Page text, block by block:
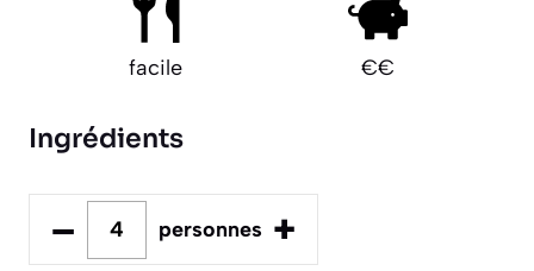
facile €€
Ingrédients
– personnes +